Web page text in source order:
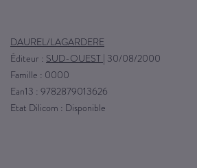
DAUREL/LAGARDERE
Éditeur : SUD-OUEST | 30/08/2000
Famille : 0000
Ean13 : 9782879013626
Etat Dilicom : Disponible